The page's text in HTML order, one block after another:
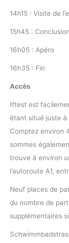
14h15 : Visite de
15h45 :
16h05 : Apéro
16h35 : Fin
Accès
Iftest est
étant situé juste à
Comptez environ
sommes
trouve à environ
l’autoroute A1,
Neuf places de
du nombre de
supplémentaires